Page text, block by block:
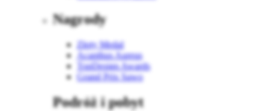
Nagrody
Złoty Medal
Acanthus Aureus
TopDesign Awards
Grand Prix Sawo
Podróż i pobyt